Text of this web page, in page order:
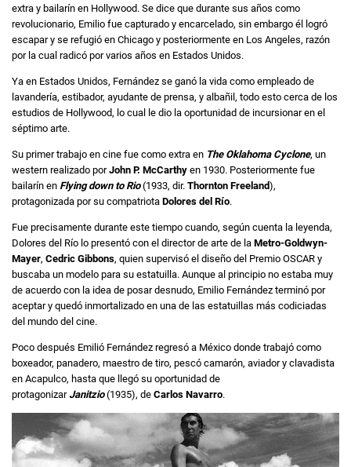
extra y bailarín en Hollywood. Se dice que durante sus años como
revolucionario, Emilio fue capturado y encarcelado, sin embargo él logró
escapar y se refugió en Chicago y posteriormente en Los Angeles, razón
por la cual radicó por varios años en Estados Unidos.
Ya en Estados Unidos, Fernández se ganó la vida como empleado de
lavandería, estibador, ayudante de prensa, y albañil, todo esto cerca de los
estudios de Hollywood, lo cual le dio la oportunidad de incursionar en el
séptimo arte.
Su primer trabajo en cine fue como extra en The Oklahoma Cyclone, un
western realizado porJohn P. McCarthy en 1930. Posteriormente fue
bailarín en Flying down to Rio(1933, dir. Thornton Freeland),
protagonizada por su compatriota Dolores del Río.
Fue precisamente durante este tiempo cuando, según cuenta la leyenda,
Dolores del Río lo presentó con el director de arte de la Metro-Goldwyn-
Mayer, Cedric Gibbons, quien supervisó el diseño del Premio OSCAR y
buscaba un modelo para su estatuilla. Aunque al principio no estaba muy
de acuerdo con la idea de posar desnudo, Emilio Fernández terminó por
aceptar y quedó inmortalizado en una de las estatuillas más codiciadas
del mundo del cine.
Poco después Emilió Fernández regresó a México donde trabajó como
boxeador, panadero, maestro de tiro, pescó camarón, aviador y clavadista
en Acapulco, hasta que llegó su oportunidad de
protagonizarJanitzio(1935), de Carlos Navarro.